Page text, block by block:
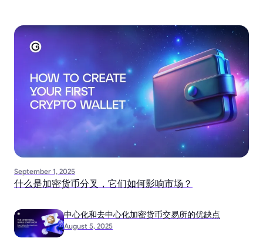
September 1, 2025
什么是加密货币分叉，它们如何影响市场？
August 5, 2025
中心化和去中心化加密货币交易所的优缺点